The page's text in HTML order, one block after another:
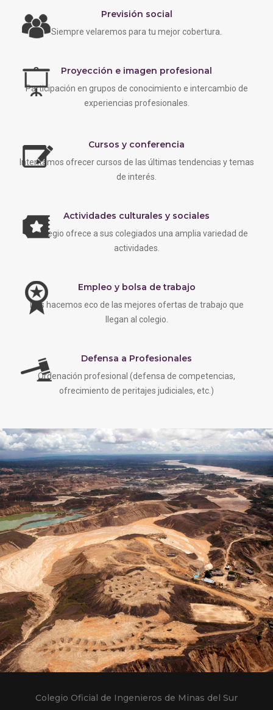
Previsión social
Siempre velaremos para tu mejor cobertura.
Proyección e imagen profesional
Participación en grupos de conocimiento e intercambio de
experiencias profesionales.
Cursos y conferencia
Intentamos ofrecer cursos de las últimas tendencias y temas
de interés.
Actividades culturales y sociales
EL colegio ofrece a sus colegiados una amplia variedad de
actividades.
Empleo y bolsa de trabajo
Nos hacemos eco de las mejores ofertas de trabajo que
llegan al colegio.
Defensa a Profesionales
Ordenación profesional (defensa de competencias,
ofrecimiento de peritajes judiciales, etc.)
Colegio Oficial de Ingenieros de Minas del Sur